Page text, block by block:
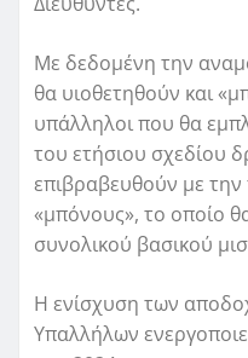
Με δεδομένη την
θα υιοθετηθούν και
υπάλληλοι που θα
του ετήσιου σχεδίου
επιβραβευθούν με
«μπόνους», το οποίο
συνολικού βασικού
Η ενίσχυση των
Υπαλλήλων